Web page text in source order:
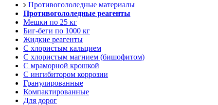
Противогололедные материалы
Противогололедные реагенты
Мешки по 25 кг
Биг-беги по 1000 кг
Жидкие реагенты
С хлористым кальцием
С хлористым магнием (бишофитом)
С мраморной крошкой
С ингибитором коррозии
Гранулированные
Компактированные
Для дорог